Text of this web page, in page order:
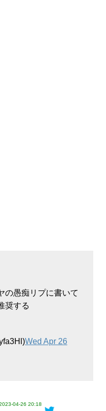
の愚痴リプに書いて
奨する
Wed Apr 26
04-26 20:18